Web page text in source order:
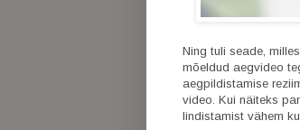
Ning tuli seade,
mõeldud aegvideo
aegpildistamise
video. Kui näiteks
lindistamist vähem